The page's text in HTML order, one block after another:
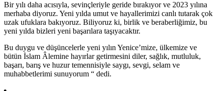
Bir yılı daha acısıyla, sevinçleriyle geride bırakıyor ve 2023 yılına
merhaba diyoruz. Yeni yılda umut ve hayallerimizi canlı tutarak çok
uzak ufuklara bakıyoruz. Biliyoruz ki, birlik ve beraberliğimiz, bu
yeni yılda bizleri yeni başarılara taşıyacaktır.
Bu duygu ve düşüncelerle yeni yılın Yenice’mize, ülkemize ve
bütün İslam Âlemine hayırlar getirmesini diler, sağlık, mutluluk,
başarı, barış ve huzur temennisiyle saygı, sevgi, selam ve
muhabbetlerimi sunuyorum “ dedi.